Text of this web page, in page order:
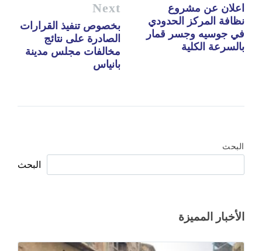
اعلان عن مشروع
نظافة المركز الحدودي
في جوسيه وجسر قمار
بالسرعة الكلية
Next
بخصوص تنفيذ القرارات
الصادرة على نتائج
مخالفات مجلس مدينة
بانياس
البحث
البحث
الأخبار المميزة